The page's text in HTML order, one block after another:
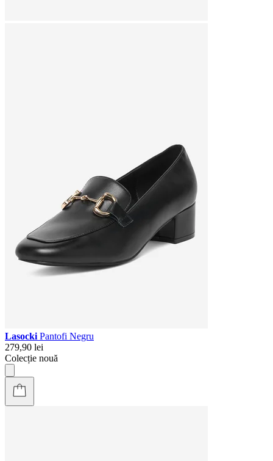
Lasocki Pantofi Negru
279,90 lei
Colecție nouă